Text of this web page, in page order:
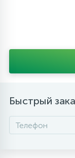
Душевые
Быстрый